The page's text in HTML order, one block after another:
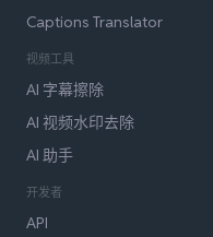
Captions Translator
视频工具
AI 字幕擦除
AI 视频水印去除
AI 助手
开发者
API